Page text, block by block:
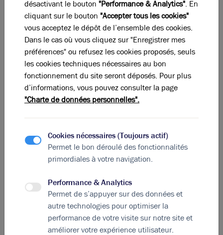
la vente et à la location 4 bâtiments neufs de son îlot
B2. Dans la veine des nouvelles zones d’activité, le
parc mise sur un environnement soigné, un design
extérieur élégant et une accessibilité maximale.
Proche de la gare Part-Dieu et de l’aéroport Saint-
Exupéry, Lyon Sud bénéficie d’une localisation idéale,
en plein cœur de la commune de Saint-Fons.
La perle rare pour votreprojet immobilier
Ces offres peuvent vous intéresser
désactivant le bouton "Performance & Analytics". En
cliquant sur le bouton "Accepter tous les cookies"
vous acceptez le dépôt de l’ensemble des cookies.
Dans le cas où vous cliquez sur "Enregistrer mes
préférences" ou refusez les cookies proposés, seuls
les cookies techniques nécessaires au bon
fonctionnement du site seront déposés. Pour plus
d’informations, vous pouvez consulter la page
"Charte de données personnelles".
Cookies nécessaires (Toujours actif)
Permet le bon déroulé des fonctionnalités
primordiales à votre navigation.
Performance & Analytics
Permet de s’appuyer sur des données et
autre technologies pour optimiser la
performance de votre visite sur notre site et
améliorer votre expérience utilisateur.